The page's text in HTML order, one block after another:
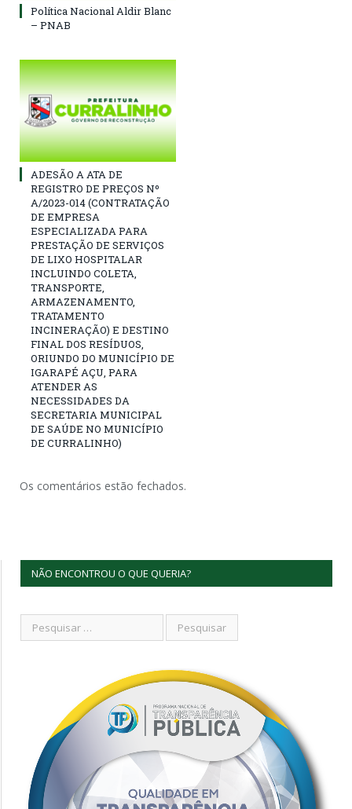
Política Nacional Aldir Blanc
– PNAB
ADESÃO A ATA DE
REGISTRO DE PREÇOS Nº
A/2023-014 (CONTRATAÇÃO
DE EMPRESA
ESPECIALIZADA PARA
PRESTAÇÃO DE SERVIÇOS
DE LIXO HOSPITALAR
INCLUINDO COLETA,
TRANSPORTE,
ARMAZENAMENTO,
TRATAMENTO
INCINERAÇÃO) E DESTINO
FINAL DOS RESÍDUOS,
ORIUNDO DO MUNICÍPIO DE
IGARAPÉ AÇU, PARA
ATENDER AS
NECESSIDADES DA
SECRETARIA MUNICIPAL
DE SAÚDE NO MUNICÍPIO
DE CURRALINHO)
Os comentários estão fechados.
NÃO ENCONTROU O QUE QUERIA?